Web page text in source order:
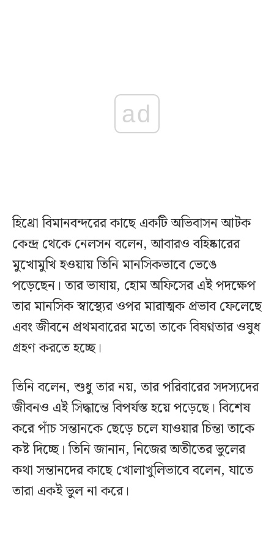
ad
হিথ্রো বিমানবন্দরের কাছে একটি অভিবাসন আটক
কেন্দ্র থেকে নেলসন বলেন, আবারও বহিষ্কারের
মুখোমুখি হওয়ায় তিনি মানসিকভাবে ভেঙে
পড়েছেন। তার ভাষায়, হোম অফিসের এই পদক্ষেপ
তার মানসিক স্বাস্থ্যের ওপর মারাত্মক প্রভাব ফেলেছে
এবং জীবনে প্রথমবারের মতো তাকে বিষণ্নতার ওষুধ
গ্রহণ করতে হচ্ছে।
তিনি বলেন, শুধু তার নয়, তার পরিবারের সদস্যদের
জীবনও এই সিদ্ধান্তে বিপর্যস্ত হয়ে পড়েছে। বিশেষ
করে পাঁচ সন্তানকে ছেড়ে চলে যাওয়ার চিন্তা তাকে
কষ্ট দিচ্ছে। তিনি জানান, নিজের অতীতের ভুলের
কথা সন্তানদের কাছে খোলাখুলিভাবে বলেন, যাতে
তারা একই ভুল না করে।